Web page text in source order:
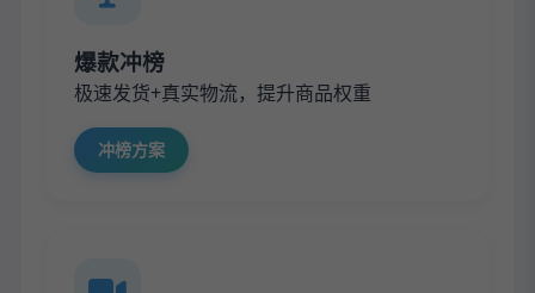
爆款冲榜
极速发货+真实物流，提升商品权重
冲榜方案